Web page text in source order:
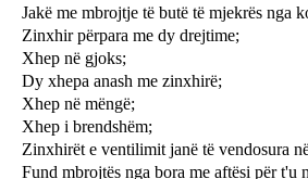
Jakë me mbrojtje të butë të mjekrës nga
Zinxhir përpara me dy drejtime;
Xhep në gjoks;
Dy xhepa anash me zinxhirë;
Xhep në mëngë;
Xhep i brendshëm;
Zinxhirët e ventilimit janë të vendosura
Fund mbrojtës nga bora me aftësi për t'u